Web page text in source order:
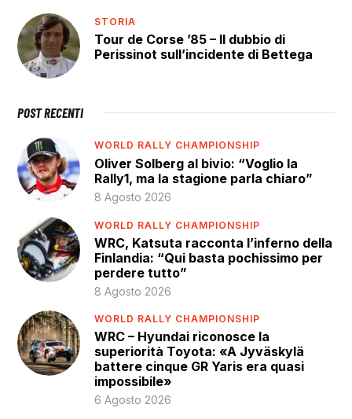
STORIA
Tour de Corse ’85 – Il dubbio di
Perissinot sull’incidente di Bettega
POST RECENTI
WORLD RALLY CHAMPIONSHIP
Oliver Solberg al bivio: “Voglio la
Rally1, ma la stagione parla chiaro”
8 Agosto 2026
WORLD RALLY CHAMPIONSHIP
WRC, Katsuta racconta l’inferno della
Finlandia: “Qui basta pochissimo per
perdere tutto”
8 Agosto 2026
WORLD RALLY CHAMPIONSHIP
WRC – Hyundai riconosce la
superiorità Toyota: «A Jyväskylä
battere cinque GR Yaris era quasi
impossibile»
6 Agosto 2026